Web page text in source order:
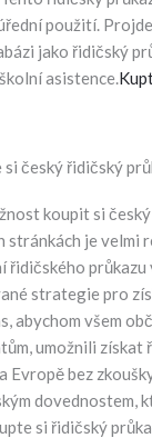
použití.
jako řidičský
asistence.
si český řidičský
koupit si
stránkách je velmi
řidičského průkazu
strategie pro
abychom všem
umožnili získat
Evropě bez
dovednostem,
si řidičský